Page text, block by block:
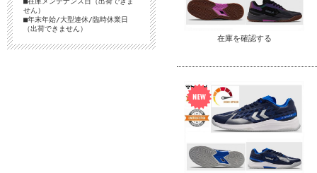
在庫を確認する
せん）
■年末年始/大型連休/臨時休業日
（出荷できません）